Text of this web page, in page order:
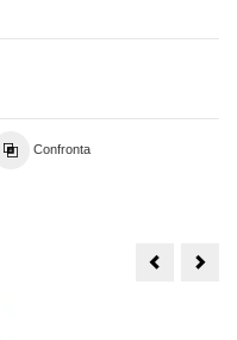
Confronta
Annaffiatoio